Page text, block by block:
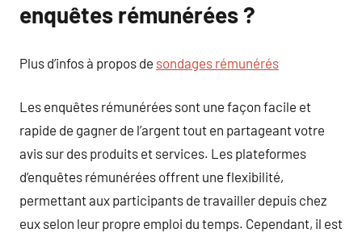
enquêtes rémunérées ?
Plus d’infos à propos de sondages rémunérés
Les enquêtes rémunérées sont une façon facile et
rapide de gagner de l’argent tout en partageant votre
avis sur des produits et services. Les plateformes
d’enquêtes rémunérées offrent une flexibilité,
permettant aux participants de travailler depuis chez
eux selon leur propre emploi du temps. Cependant, il est